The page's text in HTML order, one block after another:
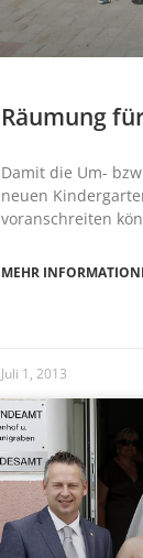
Räumung
Damit die Um-
neuen
voranschreiten
MEHR
Juli 1, 2013